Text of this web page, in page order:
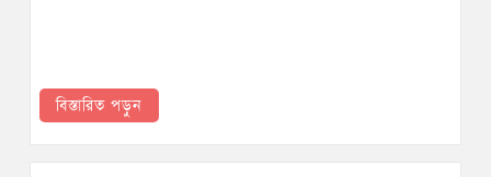
বিস্তারিত পড়ুন